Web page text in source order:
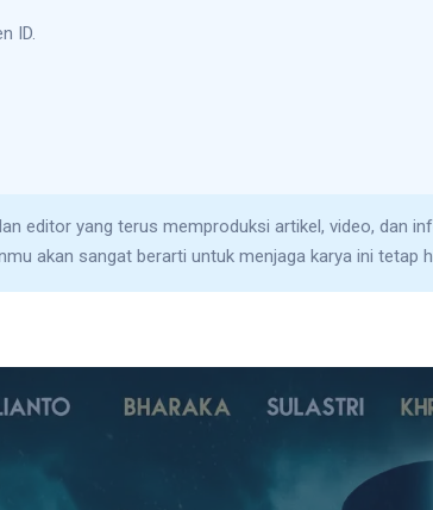
ID.
editor yang terus memproduksi artikel, video, dan
akan sangat berarti untuk menjaga karya ini tetap